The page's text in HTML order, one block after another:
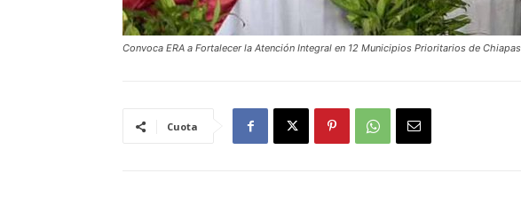
Convoca ERA a Fortalecer la Atención Integral en 12 Municipios Prioritarios de Chiapas
Cuota